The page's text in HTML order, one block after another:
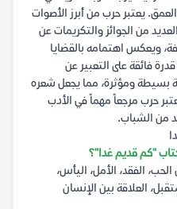
يعتبر حرب من أبرز الأصوات
من الجوائز والتكريمات عن
ويعكس اهتمامه بالقضايا
فائقة على التعبير عن
بسيطة ومؤثرة، مما يجعل شعره
حرب مرجعاً مهماً في الأدب
من الشباب.
كتاب "كم قديم غدا"؟
الفقد، الأمل، اليأس،
العلاقة بين الإنسان